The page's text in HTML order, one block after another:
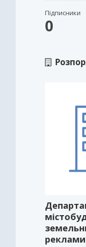
Підписники
0
реклами